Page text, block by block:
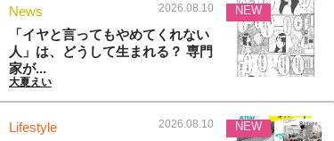
News 2026.08.10
「イヤと言ってもやめてくれない
人」は、どうして生まれる？ 専門
家が...
大夏えい
NEW
Lifestyle 2026.08.10 NEW